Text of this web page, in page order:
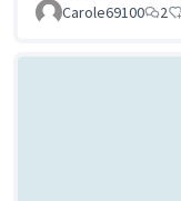
Carole69100
2